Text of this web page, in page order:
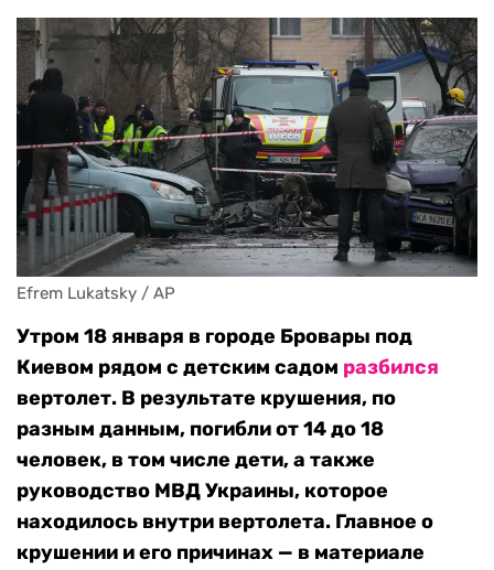
Efrem Lukatsky / AP
Утром 18 января в городе Бровары под
Киевом рядом с детским садом разбился
вертолет. В результате крушения, по
разным данным, погибли от 14 до 18
человек, в том числе дети, а также
руководство МВД Украины, которое
находилось внутри вертолета. Главное о
крушении и его причинах — в материале